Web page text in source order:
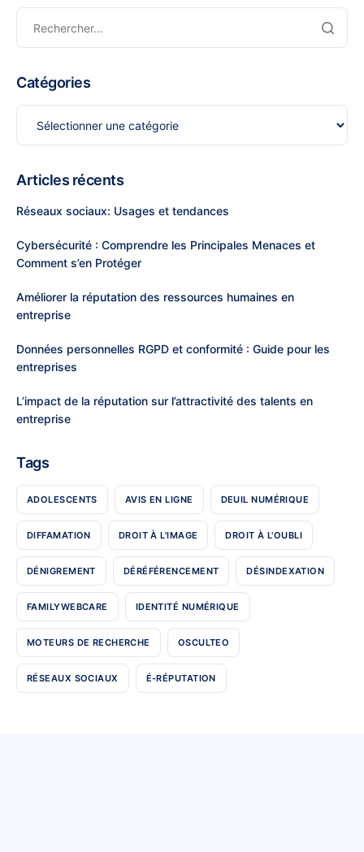
Catégories
Articles récents
Réseaux sociaux: Usages et tendances
Cybersécurité : Comprendre les Principales Menaces et
Comment s’en Protéger
Améliorer la réputation des ressources humaines en
entreprise
Données personnelles RGPD et conformité : Guide pour les
entreprises
L’impact de la réputation sur l’attractivité des talents en
entreprise
Tags
ADOLESCENTS AVIS EN LIGNE DEUIL NUMÉRIQUE
DIFFAMATION DROIT À L'IMAGE DROIT À L'OUBLI
DÉNIGREMENT DÉRÉFÉRENCEMENT DÉSINDEXATION
FAMILYWEBCARE IDENTITÉ NUMÉRIQUE
MOTEURS DE RECHERCHE OSCULTEO
RÉSEAUX SOCIAUX É-RÉPUTATION